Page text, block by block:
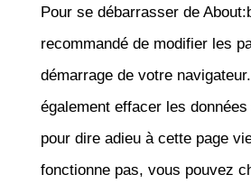
Pour se débarrasser de
recommandé de modifier les
démarrage de votre
également effacer les
pour dire adieu à cette page
fonctionne pas, vous pouvez